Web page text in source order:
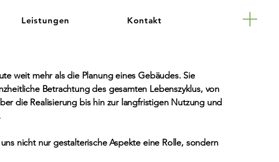
Leistungen Kontakt
weit mehr als die Planung eines Gebäudes. Sie
Betrachtung des gesamten Lebenszyklus, von
die Realisierung bis hin zur langfristigen Nutzung und
nicht nur gestalterische Aspekte eine Rolle, sondern